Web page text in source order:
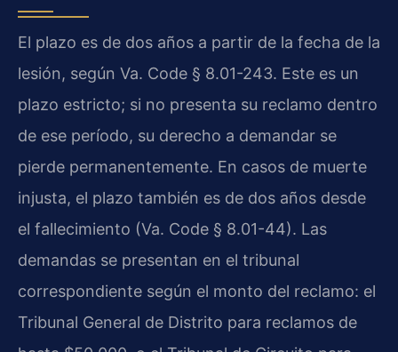
El plazo es de dos años a partir de la fecha de la
lesión, según Va. Code § 8.01-243. Este es un
plazo estricto; si no presenta su reclamo dentro
de ese período, su derecho a demandar se
pierde permanentemente. En casos de muerte
injusta, el plazo también es de dos años desde
el fallecimiento (Va. Code § 8.01-44). Las
demandas se presentan en el tribunal
correspondiente según el monto del reclamo: el
Tribunal General de Distrito para reclamos de